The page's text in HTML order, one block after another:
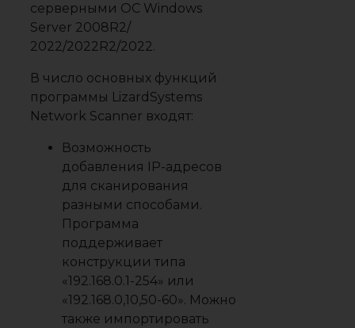
серверными ОС Windows
Server 2008R2/
2022/2022R2/2022.
В число основных функций
программы LizardSystems
Network Scanner входят:
Возможность
добавления IP-адресов
для сканирования
разными способами.
Программа
поддерживает
конструкции типа
«192.168.0.1-254» или
«192.168.0,10,50-60». Можно
также импортировать